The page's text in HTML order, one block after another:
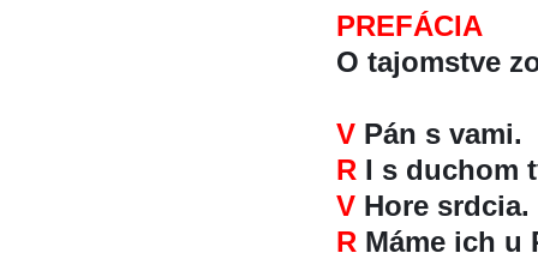
PREFÁCIA
O tajomstve
V Pán s vami.
R I s duchom
V Hore srdcia.
R Máme ich u